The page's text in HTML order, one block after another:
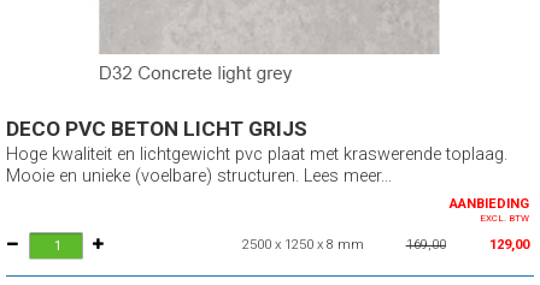
DECO PVC BETON LICHT GRIJS
Hoge kwaliteit en lichtgewicht pvc plaat met kraswerende toplaag.
Mooie en unieke (voelbare) structuren. Lees meer...
AANBIEDING
EXCL. BTW
2500 x 1250 x 8 mm 169,00 129,00